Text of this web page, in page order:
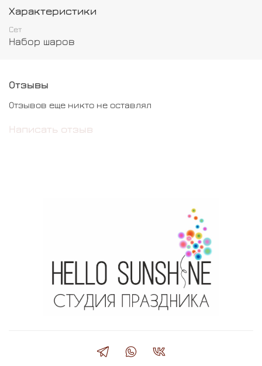
Характеристики
Сет
Набор шаров
Отзывы
Отзывов еще никто не оставлял
Написать отзыв